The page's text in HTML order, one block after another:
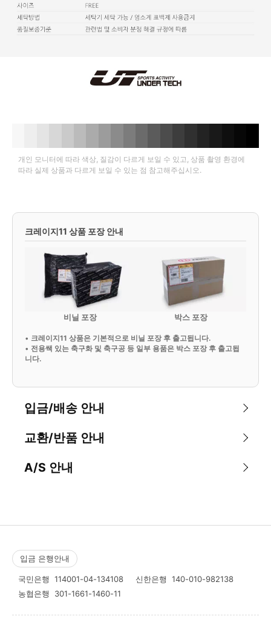
개인 모니터에 따라 색상, 질감이 다르게 보일 수 있고, 상품 촬영 환경에
따라 실제 상품과 다르게 보일 수 있는 점 참고해주십시오.
크레이지11 상품 포장 안내
비닐 포장 박스 포장
• 크레이지11 상품은 기본적으로 비닐 포장 후 출고됩니다.
• 전용쌕 있는 축구화 및 축구공 등 일부 용품은 박스 포장 후 출고됩
니다.
입금/배송 안내
교환/반품 안내
A/S 안내
입금 은행안내
국민은행 114001-04-134108 신한은행 140-010-982138
농협은행 301-1661-1460-11